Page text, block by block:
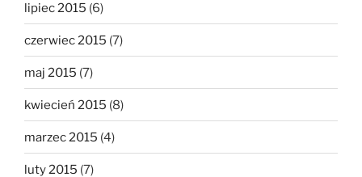
lipiec 2015 (6)
czerwiec 2015 (7)
maj 2015 (7)
kwiecień 2015 (8)
marzec 2015 (4)
luty 2015 (7)